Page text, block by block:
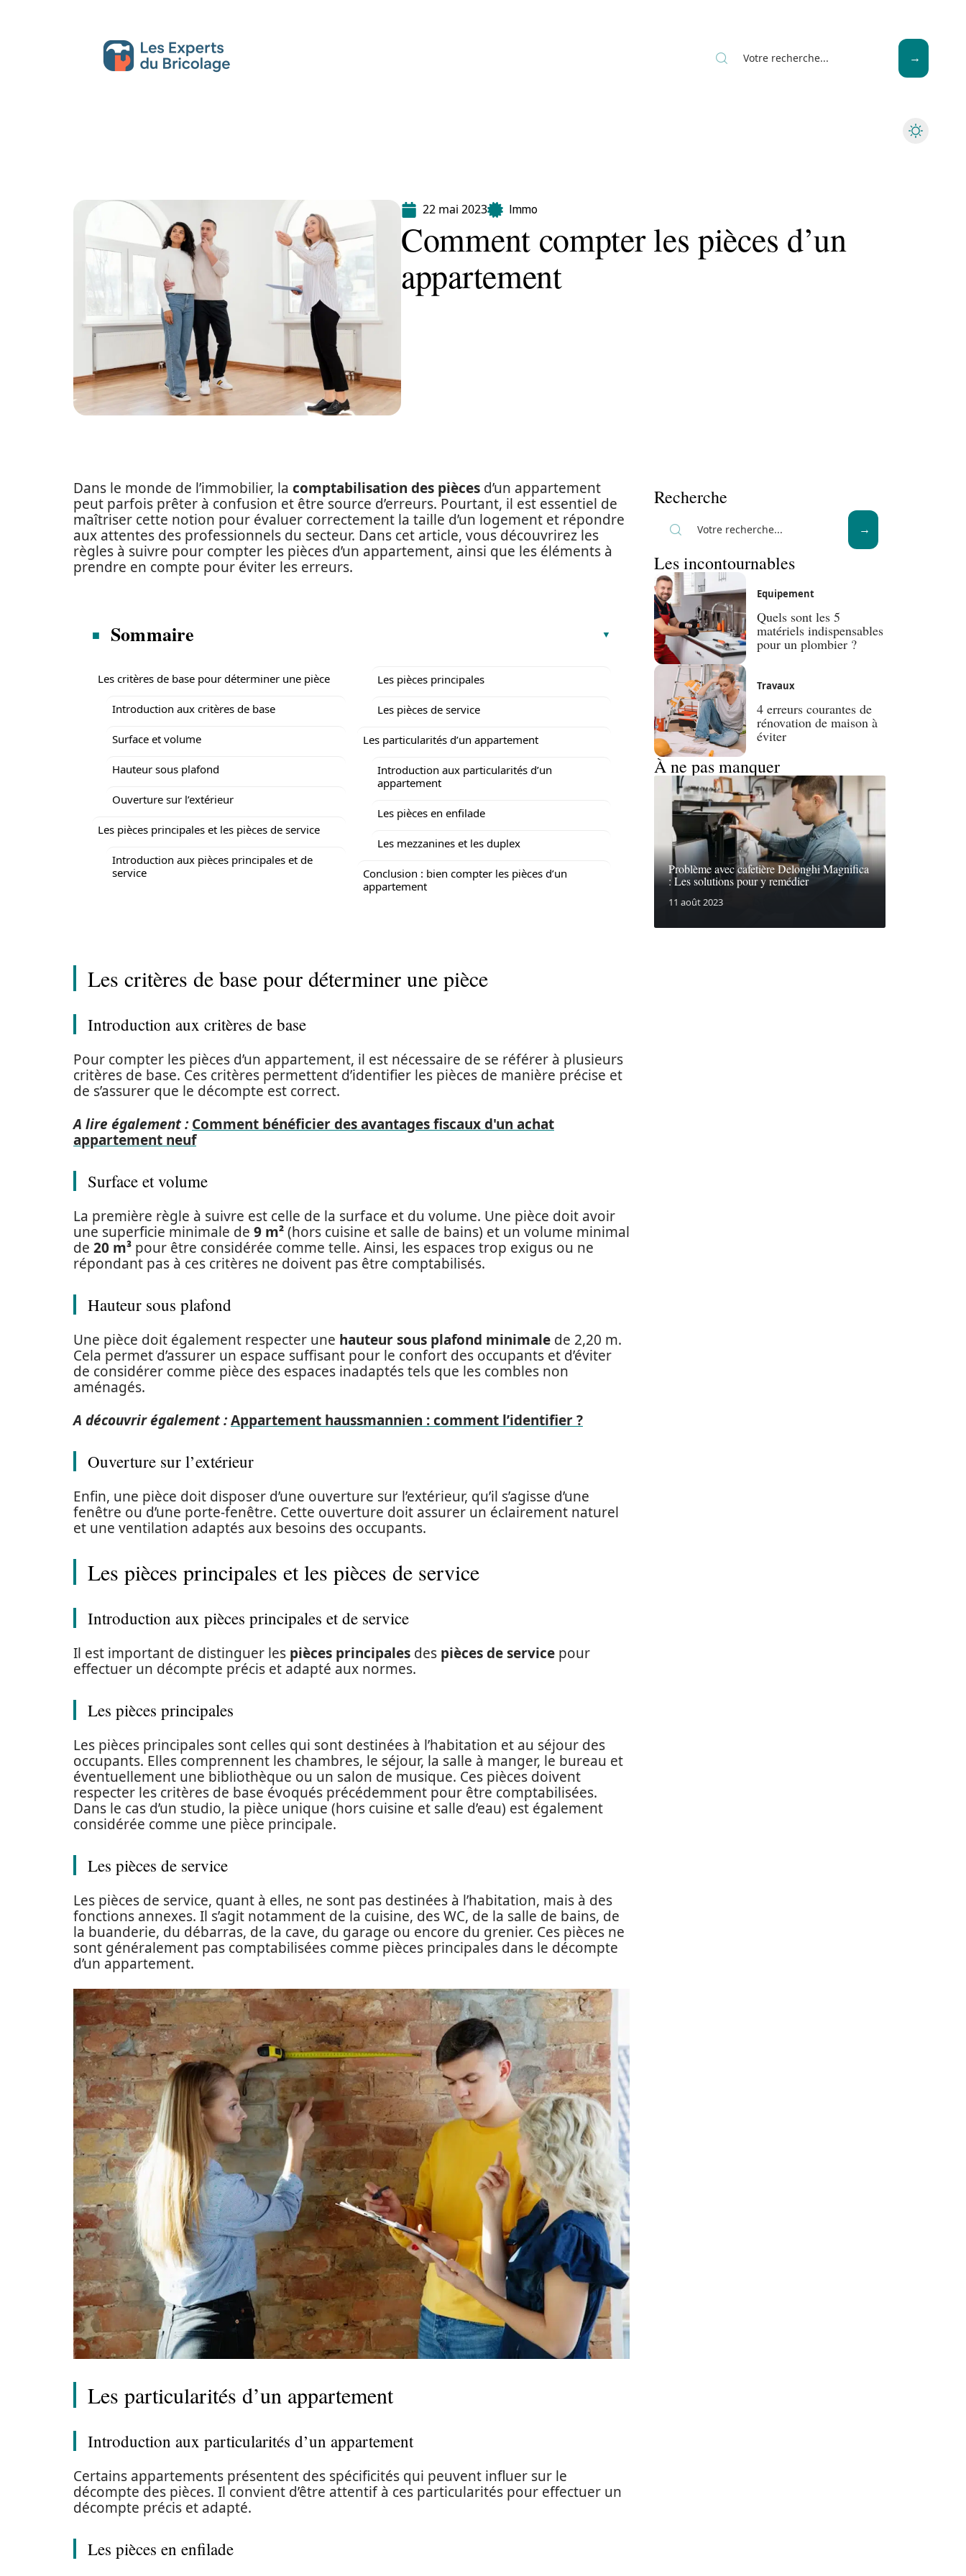
22 mai 2023 Immo
Comment compter les pièces d’un
appartement
Dans le monde de l’immobilier, la comptabilisation des pièces d’un appartement
peut parfois prêter à confusion et être source d’erreurs. Pourtant, il est essentiel de
maîtriser cette notion pour évaluer correctement la taille d’un logement et répondre
aux attentes des professionnels du secteur. Dans cet article, vous découvrirez les
règles à suivre pour compter les pièces d’un appartement, ainsi que les éléments à
prendre en compte pour éviter les erreurs.
Sommaire
Les critères de base pour déterminer une pièce
Introduction aux critères de base
Surface et volume
Hauteur sous plafond
Ouverture sur l’extérieur
Les pièces principales et les pièces de service
Introduction aux pièces principales et de
service
Les pièces principales
Les pièces de service
Les particularités d’un appartement
Introduction aux particularités d’un
appartement
Les pièces en enfilade
Les mezzanines et les duplex
Conclusion : bien compter les pièces d’un
appartement
Les critères de base pour déterminer une pièce
Introduction aux critères de base
Pour compter les pièces d’un appartement, il est nécessaire de se référer à plusieurs
critères de base. Ces critères permettent d’identifier les pièces de manière précise et
de s’assurer que le décompte est correct.
A lire également : Comment bénéficier des avantages fiscaux d'un achat
appartement neuf
Surface et volume
La première règle à suivre est celle de la surface et du volume. Une pièce doit avoir
une superficie minimale de 9 m²(hors cuisine et salle de bains) et un volume minimal
de 20 m³ pour être considérée comme telle. Ainsi, les espaces trop exigus ou ne
répondant pas à ces critères ne doivent pas être comptabilisés.
Hauteur sous plafond
Une pièce doit également respecter une hauteur sous plafond minimale de 2,20 m.
Cela permet d’assurer un espace suffisant pour le confort des occupants et d’éviter
de considérer comme pièce des espaces inadaptés tels que les combles non
aménagés.
A découvrir également :Appartement haussmannien : comment l’identifier ?
Ouverture sur l’extérieur
Enfin, une pièce doit disposer d’une ouverture sur l’extérieur, qu’il s’agisse d’une
fenêtre ou d’une porte-fenêtre. Cette ouverture doit assurer un éclairement naturel
et une ventilation adaptés aux besoins des occupants.
Les pièces principales et les pièces de service
Introduction aux pièces principales et de service
Il est important de distinguer les pièces principales des pièces de service pour
effectuer un décompte précis et adapté aux normes.
Les pièces principales
Les pièces principales sont celles qui sont destinées à l’habitation et au séjour des
occupants. Elles comprennent les chambres, le séjour, la salle à manger, le bureau et
éventuellement une bibliothèque ou un salon de musique. Ces pièces doivent
respecter les critères de base évoqués précédemment pour être comptabilisées.
Dans le cas d’un studio, la pièce unique (hors cuisine et salle d’eau) est également
considérée comme une pièce principale.
Les pièces de service
Les pièces de service, quant à elles, ne sont pas destinées à l’habitation, mais à des
fonctions annexes. Il s’agit notamment de la cuisine, des WC, de la salle de bains, de
la buanderie, du débarras, de la cave, du garage ou encore du grenier. Ces pièces ne
sont généralement pas comptabilisées comme pièces principales dans le décompte
d’un appartement.
Les particularités d’un appartement
Introduction aux particularités d’un appartement
Certains appartements présentent des spécificités qui peuvent influer sur le
décompte des pièces. Il convient d’être attentif à ces particularités pour effectuer un
décompte précis et adapté.
Les pièces en enfilade
Recherche
Les incontournables
Equipement
Quels sont les 5
matériels indispensables
pour un plombier ?
Travaux
4 erreurs courantes de
rénovation de maison à
éviter
À ne pas manquer
Problème avec cafetière Delonghi Magnifica
: Les solutions pour y remédier
11 août 2023